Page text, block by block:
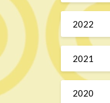
2022
2021
2020